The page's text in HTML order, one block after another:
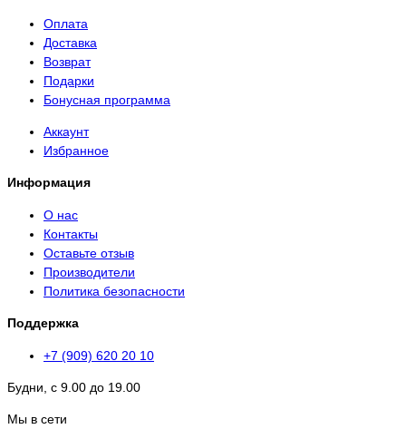
Оплата
Доставка
Возврат
Подарки
Бонусная программа
Аккаунт
Избранное
Информация
О нас
Контакты
Оставьте отзыв
Производители
Политика безопасности
Поддержка
+7 (909) 620 20 10
Будни, с 9.00 до 19.00
Мы в сети